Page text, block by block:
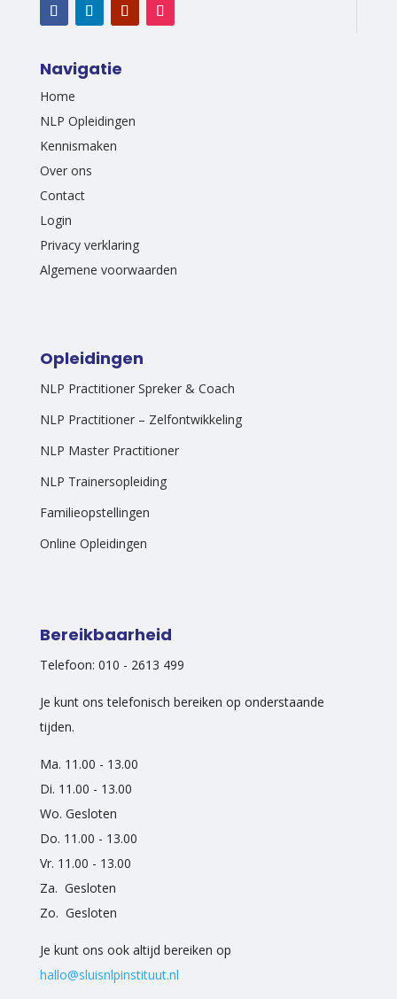
Navigatie
Home
NLP Opleidingen
Kennismaken
Over ons
Contact
Login
Privacy verklaring
Algemene voorwaarden
Opleidingen
NLP Practitioner Spreker & Coach
NLP Practitioner – Zelfontwikkeling
NLP Master Practitioner
NLP Trainersopleiding
Familieopstellingen
Online Opleidingen
Bereikbaarheid
Telefoon: 010 - 2613 499
Je kunt ons telefonisch bereiken op onderstaande
tijden.
Ma. 11.00 - 13.00
Di. 11.00 - 13.00
Wo. Gesloten
Do. 11.00 - 13.00
Vr. 11.00 - 13.00
Za. Gesloten
Zo. Gesloten
Je kunt ons ook altijd bereiken op
hallo@sluisnlpinstituut.nl